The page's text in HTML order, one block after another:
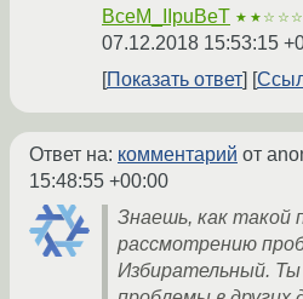
BceM_IIpuBeT ★★☆☆☆
07.12.2018 15:53:15
Показать ответ
Ответ на: комментарий от
15:48:55 +00:00
Знаешь, как такой
рассмотрению
Избирательный.